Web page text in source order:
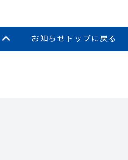
お知らせトップに戻る